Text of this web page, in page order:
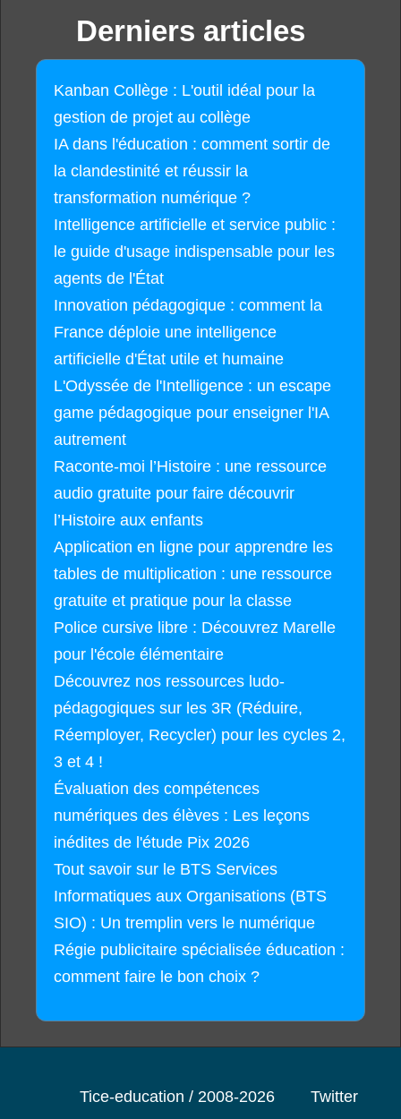
Derniers articles
Kanban Collège : L'outil idéal pour la
gestion de projet au collège
IA dans l'éducation : comment sortir de
la clandestinité et réussir la
transformation numérique ?
Intelligence artificielle et service public :
le guide d'usage indispensable pour les
agents de l'État
Innovation pédagogique : comment la
France déploie une intelligence
artificielle d'État utile et humaine
L'Odyssée de l'Intelligence : un escape
game pédagogique pour enseigner l'IA
autrement
Raconte-moi l’Histoire : une ressource
audio gratuite pour faire découvrir
l’Histoire aux enfants
Application en ligne pour apprendre les
tables de multiplication : une ressource
gratuite et pratique pour la classe
Police cursive libre : Découvrez Marelle
pour l'école élémentaire
Découvrez nos ressources ludo-
pédagogiques sur les 3R (Réduire,
Réemployer, Recycler) pour les cycles 2,
3 et 4 !
Évaluation des compétences
numériques des élèves : Les leçons
inédites de l'étude Pix 2026
Tout savoir sur le BTS Services
Informatiques aux Organisations (BTS
SIO) : Un tremplin vers le numérique
Régie publicitaire spécialisée éducation :
comment faire le bon choix ?
Tice-education / 2008-2026 Twitter